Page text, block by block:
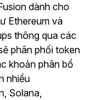
dành cho
Ethereum và
thông qua các
phân phối token
khoản phân bổ
nhiều
Solana,